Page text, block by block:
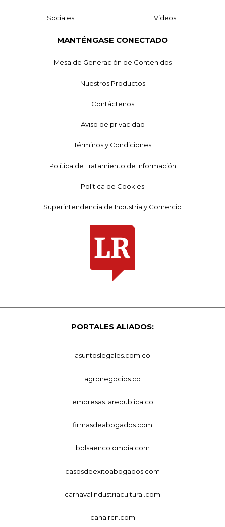
Sociales Videos
MANTÉNGASE CONECTADO
Mesa de Generación de Contenidos
Nuestros Productos
Contáctenos
Aviso de privacidad
Términos y Condiciones
Política de Tratamiento de Información
Política de Cookies
Superintendencia de Industria y Comercio
PORTALES ALIADOS:
asuntoslegales.com.co
agronegocios.co
empresas.larepublica.co
firmasdeabogados.com
bolsaencolombia.com
casosdeexitoabogados.com
carnavalindustriacultural.com
canalrcn.com